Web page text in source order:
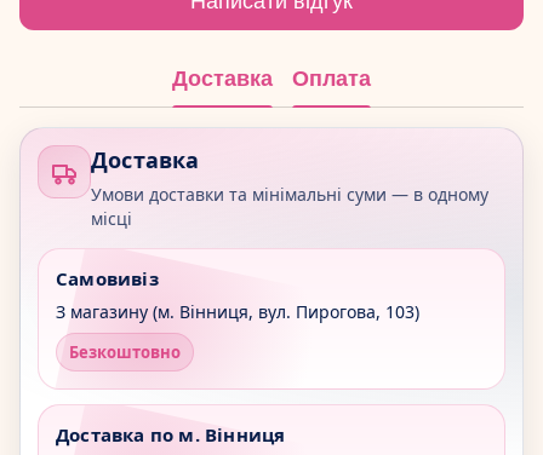
Доставка Оплата
Доставка
Умови доставки та мінімальні суми — в одному
місці
Самовивіз
З магазину (м. Вінниця, вул. Пирогова, 103)
Безкоштовно
Доставка по м. Вінниця